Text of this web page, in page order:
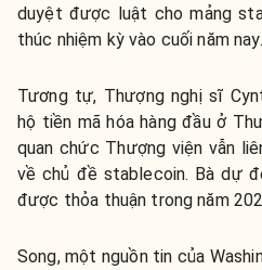
duyệt được luật cho mảng
thúc nhiệm kỳ vào cuối năm nay.
Tương tự, Thượng nghị sĩ
hộ tiền mã hóa hàng đầu ở
quan chức Thượng viện vẫn
về chủ đề stablecoin. Bà dự
được thỏa thuận trong năm
Song, một nguồn tin của